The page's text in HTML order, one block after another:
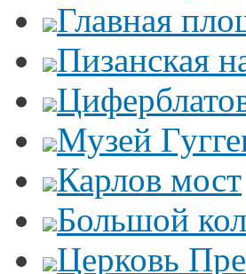
Главная
Пизанская
Музей
Карлов мост
Большой
Церковь